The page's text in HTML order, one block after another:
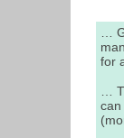
…
for
…
can